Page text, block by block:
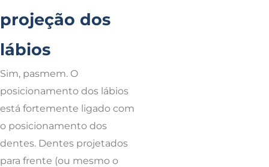
projeção dos
lábios
Sim, pasmem. O
posicionamento dos lábios
está fortemente ligado com
o posicionamento dos
dentes. Dentes projetados
para frente (ou mesmo o